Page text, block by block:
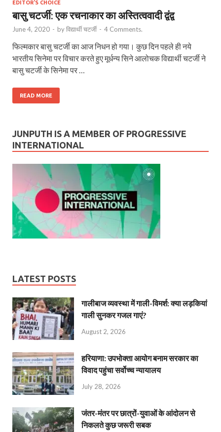
EDITOR'S CHOICE
बासु चटर्जी: एक रचनाकार का अस्तित्ववादी द्वंद्व
June 4, 2020 - byविद्यार्थी चटर्जी - 4 Comments.
फिल्मकार बासु चटर्जी का आज निधन हो गया। कुछ दिन पहले ही नये
भारतीय सिनेमा पर विचार करते हुए मूर्धन्य सिने आलोचक विद्यार्थी चटर्जी ने
बासु चटर्जी के सिनेमा पर …
READ MORE
JUNPUTH IS A MEMBER OF PROGRESSIVE
INTERNATIONAL
LATEST POSTS
गालीबाज व्‍यवस्‍था में गाली-विमर्श: क्या लड़कियां
गाली सुनकर गजल गाएं?
August 2, 2026
हरियाणा: उपभोक्ता आयोग बनाम सरकार का
विवाद पहुंचा सर्वोच्च न्यायालय
July 28, 2026
जंतर-मंतर पर छात्रों-युवाओं के आंदोलन से
निकलते कुछ जरूरी सबक